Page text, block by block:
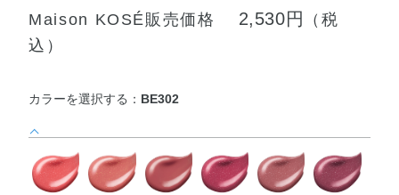
Maison KOSÉ販売価格 2,530円
（税
込）
カラーを選択する： BE302